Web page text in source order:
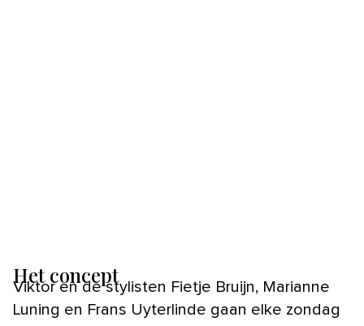
Het concept
Viktor en de stylisten Fietje Bruijn, Marianne
Luning en Frans Uyterlinde gaan elke zondag